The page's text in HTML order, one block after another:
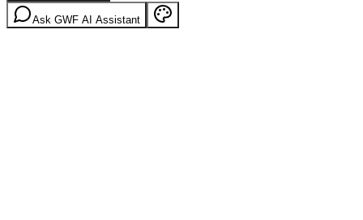
Ask GWF AI Assistant